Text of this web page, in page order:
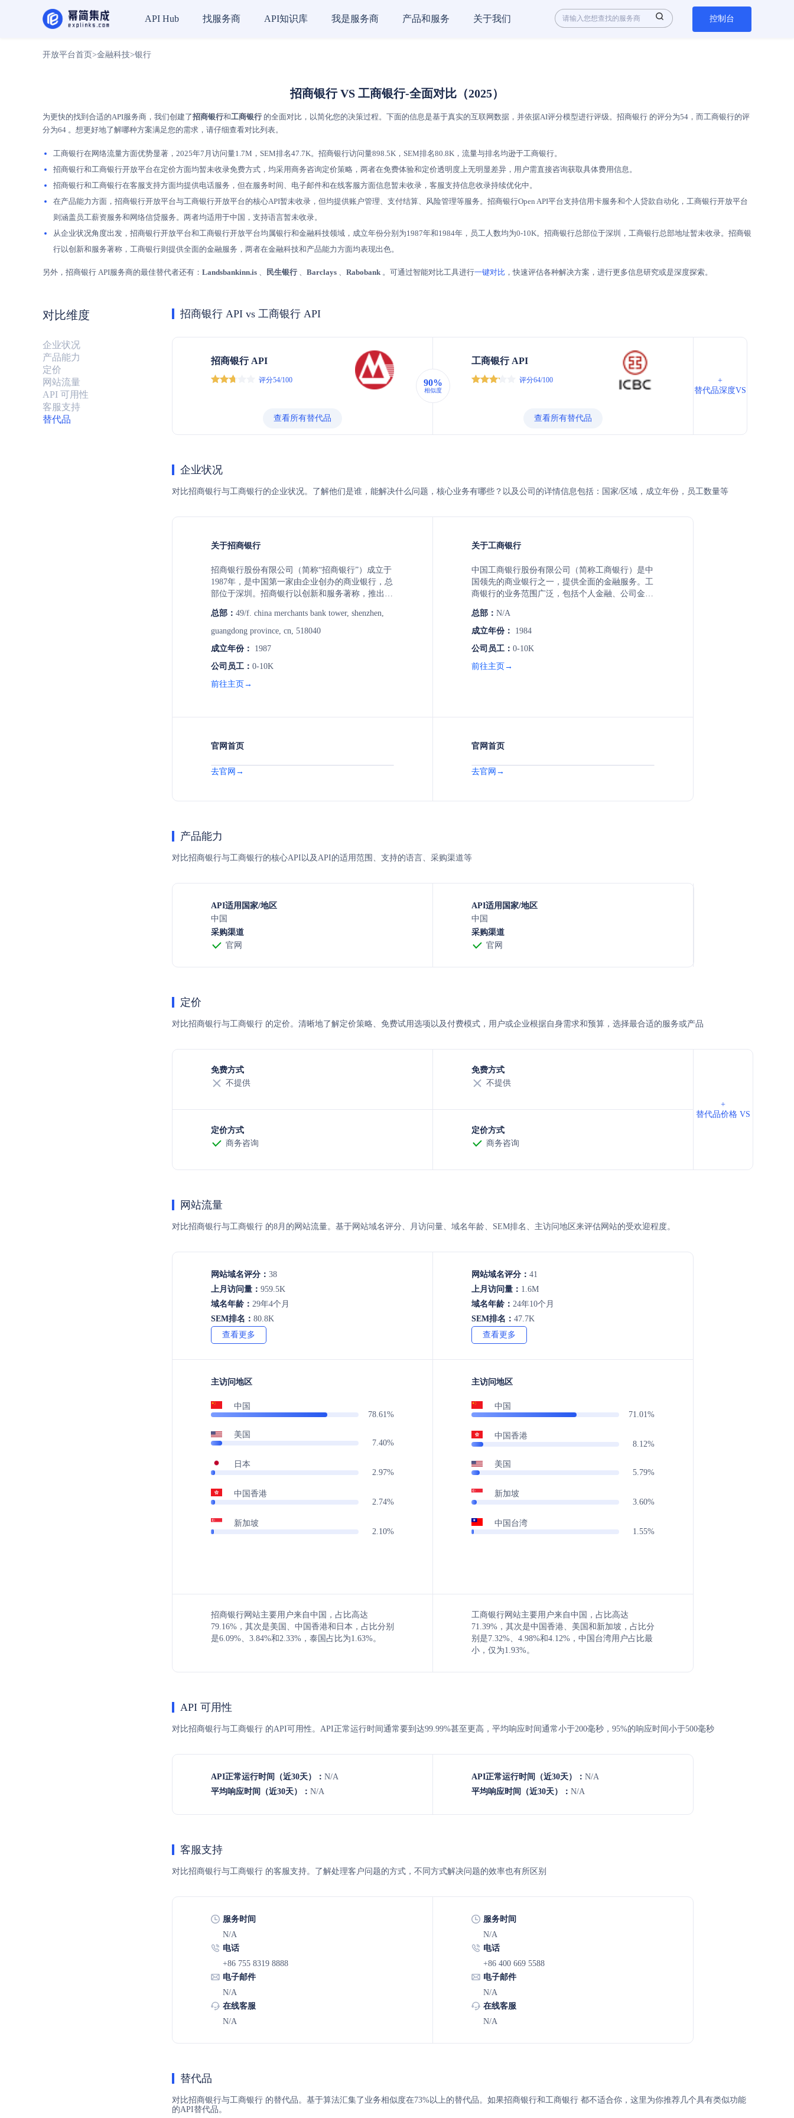
API Hub 找服务商 API知识库 我是服务商 产品和服务 关于我们 控制台
开放平台首页 >金融科技>银行
招商银行 VS 工商银行-全面对比（2025）
为更快的找到合适的API服务商，我们创建了招商银行和工商银行 的全面对比，以简化您的决策过程。下面的信息是基于真实的互联网数据，并依据AI评分模型进行评级。招商银行 的评分为54，而工商银行的评
分为64 。想更好地了解哪种方案满足您的需求，请仔细查看对比列表。
工商银行在网络流量方面优势显著，2025年7月访问量1.7M，SEM排名47.7K。招商银行访问量898.5K，SEM排名80.8K，流量与排名均逊于工商银行。
招商银行和工商银行开放平台在定价方面均暂未收录免费方式，均采用商务咨询定价策略，两者在免费体验和定价透明度上无明显差异，用户需直接咨询获取具体费用信息。
招商银行和工商银行在客服支持方面均提供电话服务，但在服务时间、电子邮件和在线客服方面信息暂未收录，客服支持信息收录持续优化中。
在产品能力方面，招商银行开放平台与工商银行开放平台的核心API暂未收录，但均提供账户管理、支付结算、风险管理等服务。招商银行Open API平台支持信用卡服务和个人贷款自动化，工商银行开放平台
则涵盖员工薪资服务和网络信贷服务。两者均适用于中国，支持语言暂未收录。
从企业状况角度出发，招商银行开放平台和工商银行开放平台均属银行和金融科技领域，成立年份分别为1987年和1984年，员工人数均为0-10K。招商银行总部位于深圳，工商银行总部地址暂未收录。招商银
行以创新和服务著称，工商银行则提供全面的金融服务，两者在金融科技和产品能力方面均表现出色。
另外，招商银行 API服务商的最佳替代者还有： Landsbankinn.is 、 民生银行 、 Barclays 、 Rabobank 。可通过智能对比工具进行一键对比 ，快速评估各种解决方案，进行更多信息研究或是深度探索。
对比维度
企业状况
产品能力
定价
网站流量
API 可用性
客服支持
替代品
招商银行 API vs 工商银行 API
招商银行 API
评分54/100
查看所有替代品
90%
相似度
工商银行 API
评分64/100
查看所有替代品
+
替代品深度VS
企业状况
对比招商银行与工商银行的企业状况。了解他们是谁，能解决什么问题，核心业务有哪些？以及公司的详情信息包括：国家/区域，成立年份，员工数量等
关于招商银行
招商银行股份有限公司（简称“招商银行”）成立于
1987年，是中国第一家由企业创办的商业银行，总
部位于深圳。招商银行以创新和服务著称，推出了
“一网通”等。作为一家综合性商业银行，招商银行
提供包括个人银行、公司银行、信用卡、投资理财
户数已突破1亿，成为国内首家达到此规模的股份
制商业银行。招商银行致力于通过金融科技推动银
验。
总部： 49/f. china merchants bank tower, shenzhen,
guangdong province, cn, 518040
成立年份：
1987
公司员工： 0-10K
前往主页→
关于工商银行
中国工商银行股份有限公司（简称工商银行）是中
国领先的商业银行之一，提供全面的金融服务。工
商银行的业务范围广泛，包括个人金融、公司金
综合性银行，工商银行致力于为客户提供高效、便
捷的服务，包括但不限于存款、贷款、信用卡、外
工商银行还通过其在线平台和移动应用程序，为客
户提供24小时不间断的金融服务，满足现代金融需
总部： N/A
成立年份：
1984
公司员工： 0-10K
前往主页→
官网首页
去官网→
官网首页
去官网→
产品能力
对比招商银行与工商银行的核心API以及API的适用范围、支持的语言、采购渠道等
API适用国家/地区
中国
采购渠道
官网
API适用国家/地区
中国
采购渠道
官网
定价
对比招商银行与工商银行 的定价。清晰地了解定价策略、免费试用选项以及付费模式，用户或企业根据自身需求和预算，选择最合适的服务或产品
免费方式
不提供
免费方式
不提供
定价方式
商务咨询
定价方式
商务咨询
+
替代品价格 VS
网站流量
对比招商银行与工商银行 的8月的网站流量。基于网站域名评分、月访问量、域名年龄、SEM排名、主访问地区来评估网站的受欢迎程度。
网站域名评分： 38
上月访问量： 959.5K
域名年龄： 29年4个月
SEM排名： 80.8K
查看更多
主访问地区
中国
78.61%
美国
7.40%
日本
2.97%
中国香港
2.74%
新加坡
2.10%
招商银行网站主要用户来自中国，占比高达
79.16%，其次是美国、中国香港和日本，占比分别
是6.09%、3.84%和2.33%，泰国占比为1.63%。
网站域名评分： 41
上月访问量： 1.6M
域名年龄： 24年10个月
SEM排名： 47.7K
查看更多
主访问地区
中国
71.01%
中国香港
8.12%
美国
5.79%
新加坡
3.60%
中国台湾
1.55%
工商银行网站主要用户来自中国，占比高达
71.39%，其次是中国香港、美国和新加坡，占比分
别是7.32%、4.98%和4.12%，中国台湾用户占比最
小，仅为1.93%。
API 可用性
对比招商银行与工商银行 的API可用性。API正常运行时间通常要到达99.99%甚至更高，平均响应时间通常小于200毫秒，95%的响应时间小于500毫秒
API正常运行时间（近30天）： N/A
平均响应时间（近30天）： N/A
API正常运行时间（近30天）： N/A
平均响应时间（近30天）： N/A
客服支持
对比招商银行与工商银行 的客服支持。了解处理客户问题的方式，不同方式解决问题的效率也有所区别
服务时间
N/A
电话
+86 755 8319 8888
电子邮件
N/A
在线客服
N/A
服务时间
N/A
电话
+86 400 669 5588
电子邮件
N/A
在线客服
N/A
替代品
对比招商银行与工商银行 的替代品。基于算法汇集了业务相似度在73%以上的替代品。如果招商银行和工商银行 都不适合你，这里为你推荐几个具有类似功能
的API替代品。